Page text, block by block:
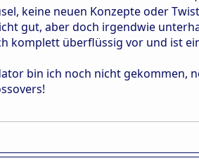
keine neuen Konzepte oder
gut, aber doch irgendwie
komplett überflüssig vor und ist
bin ich noch nicht gekommen,